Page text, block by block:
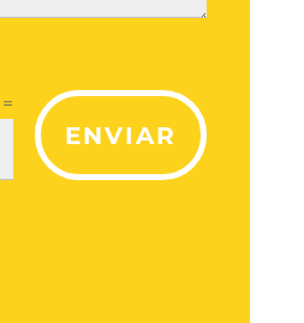
=
ENVIAR